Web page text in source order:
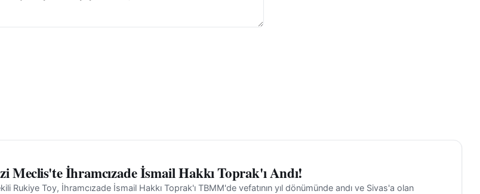
Meclis'te İhramcızade İsmail Hakkı Toprak'ı Andı!
Rukiye Toy, İhramcızade İsmail Hakkı Toprak'ı TBMM'de vefatının yıl dönümünde andı ve Sivas'a olan